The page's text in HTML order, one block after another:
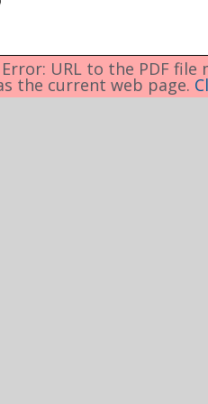
URL to the PDF file
the current web page.